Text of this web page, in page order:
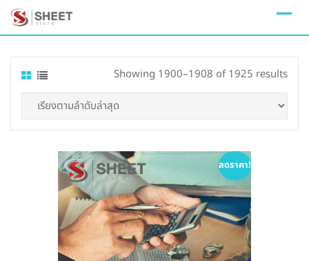
Skip
Showing 1900–1908 of 1925 results
ลดราคา!